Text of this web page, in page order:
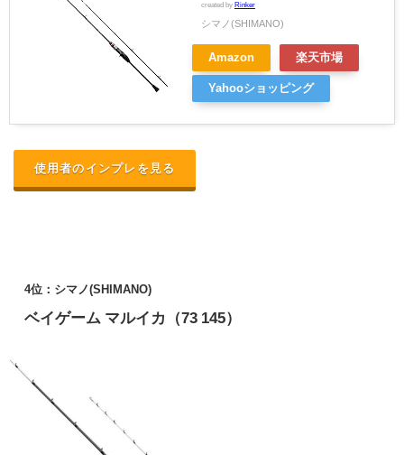
created by Rinker
シマノ(SHIMANO)
Amazon 楽天市場
Yahooショッピング
使用者のインプレを見る
4位：シマノ(SHIMANO)
ベイゲーム マルイカ（73 145）